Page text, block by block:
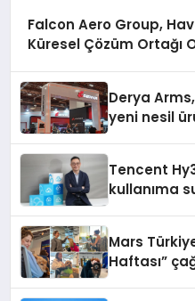
Falcon Aero Group,
Küresel Çözüm Ortağı
Derya
yeni nesil
Tencent
kullanıma
Mars
Haftası”